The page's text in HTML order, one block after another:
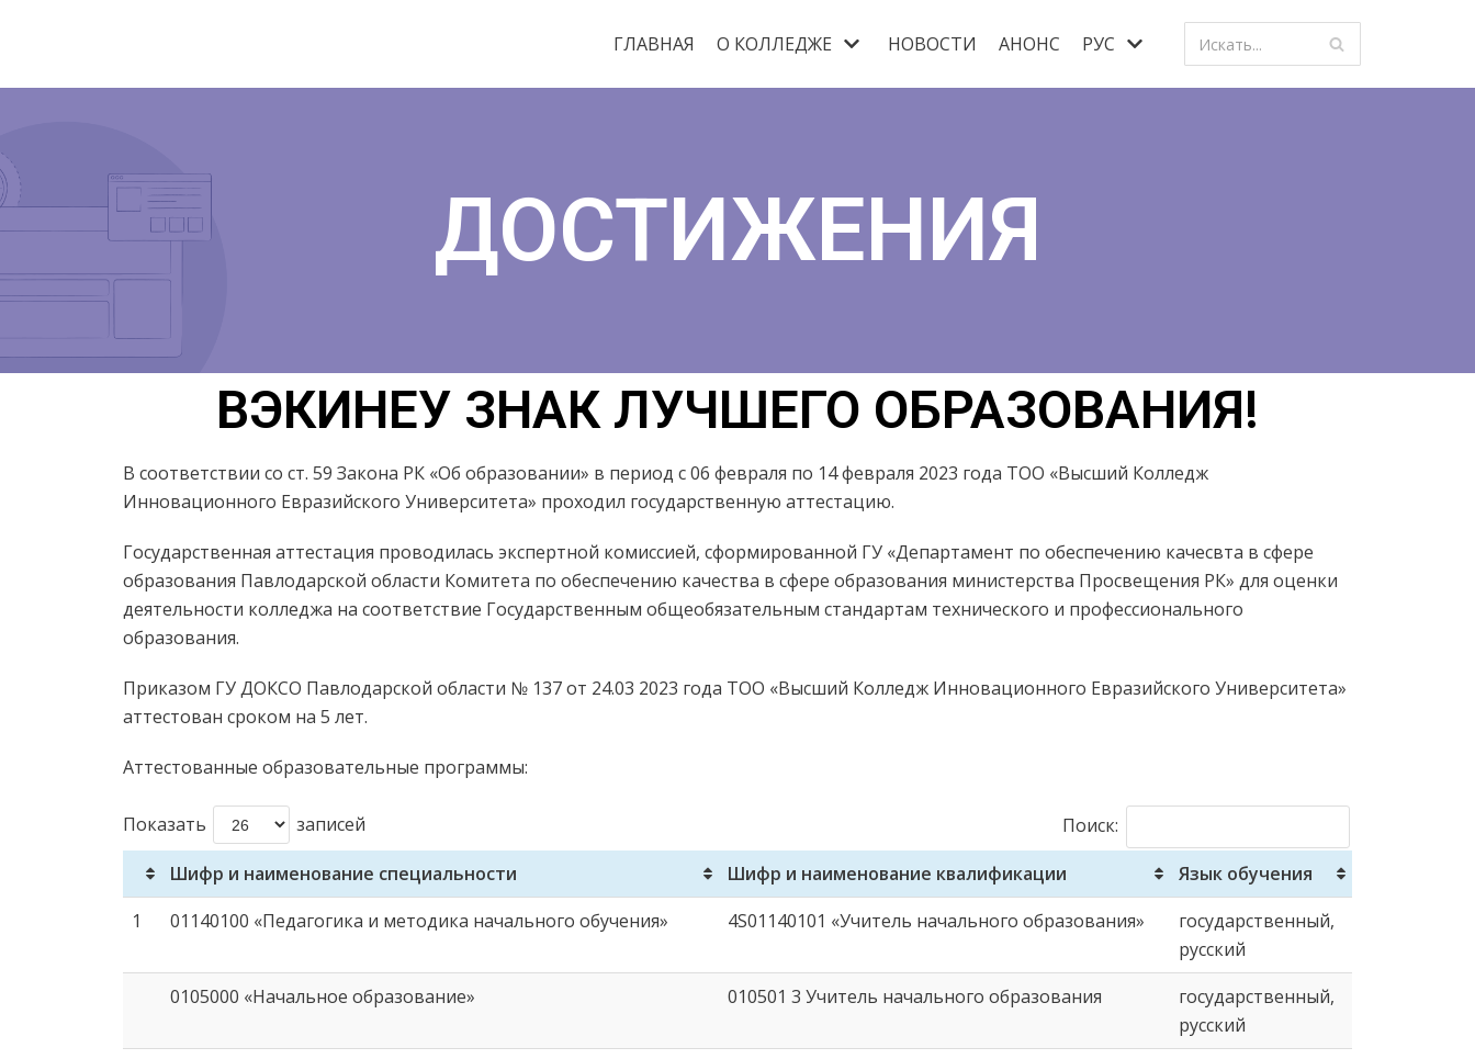
содержимому
ГЛАВНАЯ О КОЛЛЕДЖЕ НОВОСТИ АНОНС РУС
ДОСТИЖЕНИЯ
ВЭКИНЕУ ЗНАК ЛУЧШЕГО ОБРАЗОВАНИЯ!​
В соответствии со ст. 59 Закона РК «Об образовании» в период с 06 февраля по 14 февраля 2023 года ТОО «Высший Колледж
Инновационного Евразийского Университета» проходил государственную аттестацию.
Государственная аттестация проводилась экспертной комиссией, сформированной ГУ «Департамент по обеспечению качесвта в сфере
образования Павлодарской области Комитета по обеспечению качества в сфере образования министерства Просвещения РК» для оценки
деятельности колледжа на соответствие Государственным общеобязательным стандартам технического и профессионального
образования.
Приказом ГУ ДОКСО Павлодарской области № 137 от 24.03 2023 года ТОО «Высший Колледж Инновационного Евразийского Университета»
аттестован сроком на 5 лет.
Аттестованные образовательные программы:
Показать записей
Поиск:
Шифр и наименование специальности
Шифр и наименование квалификации
Язык обучения
1
01140100 «Педагогика и методика начального обучения» 4S01140101 «Учитель начального образования»
государственный,
русский
0105000 «Начальное образование»
010501 3 Учитель начального образования
государственный,
русский